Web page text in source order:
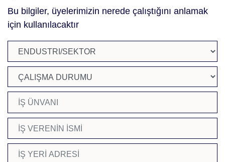
Bu bilgiler, üyelerimizin nerede çalıştığını anlamak
için kullanılacaktır